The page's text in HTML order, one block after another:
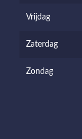
Vrijdag
Zaterdag
Zondag